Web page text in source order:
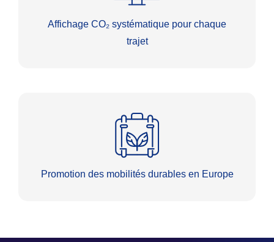
Affichage CO₂ systématique pour chaque
trajet
Promotion des mobilités durables en Europe